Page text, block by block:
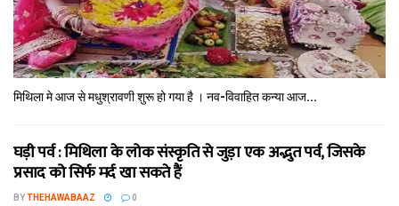
मिथि‍ला मे आज से मधुश्रावणी शुरू हो गया है । नव-विवाहित कन्‍या आज...
घड़ी पर्व : मिथि‍ला के लोक संस्कृति से जुड़ा एक अद्भुत पर्व, जिसके
प्रसाद को सिर्फ मर्द खा सकते हैं
BYTHEHAWABAAZ 0